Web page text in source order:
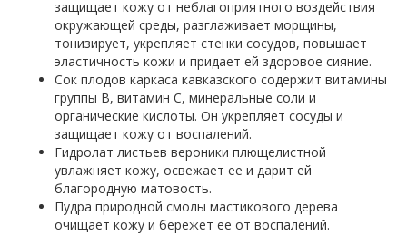
защищает кожу от неблагоприятного воздействия
окружающей среды, разглаживает морщины,
тонизирует, укрепляет стенки сосудов, повышает
эластичность кожи и придает ей здоровое сияние.
Сок плодов каркаса кавказского содержит витамины
группы В, витамин С, минеральные соли и
органические кислоты. Он укрепляет сосуды и
защищает кожу от воспалений.
Гидролат листьев вероники плющелистной
увлажняет кожу, освежает ее и дарит ей
благородную матовость.
Пудра природной смолы мастикового дерева
очищает кожу и бережет ее от воспалений.